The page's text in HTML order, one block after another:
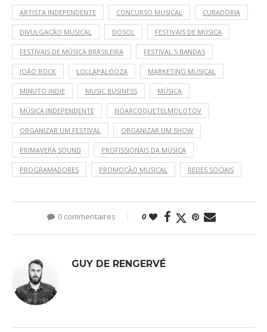
ARTISTA INDEPENDENTE CONCURSO MUSICAL CURADORIA
DIVULGAÇÃO MUSICAL DOSOL FESTIVAIS DE MÚSICA
FESTIVAIS DE MÚSICA BRASILEIRA FESTIVAL 5 BANDAS
JOÃO ROCK LOLLAPALOOZA MARKETING MUSICAL
MINUTO INDIE MUSIC BUSINESS MÚSICA
MÚSICA INDEPENDENTE NOARCOQUETELMOLOTOV
ORGANIZAR UM FESTIVAL ORGANIZAR UM SHOW
PRIMAVERA SOUND PROFISSIONAIS DA MÚSICA
PROGRAMADORES PROMOÇÃO MUSICAL REDES SOCIAIS
0 commentaires 0
GUY DE RENGERVÉ